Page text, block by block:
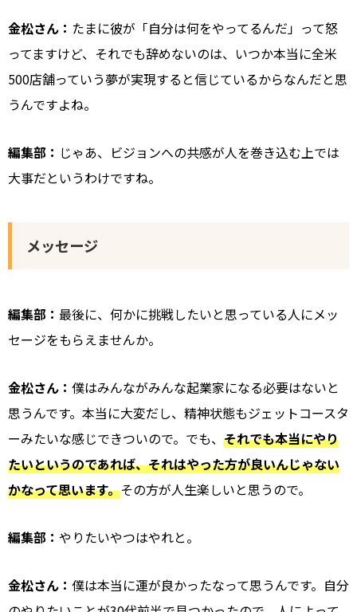
金松さん： たまに彼が「自分は何をやってるんだ」って怒
ってますけど、それでも辞めないのは、いつか本当に全米
500店舗っていう夢が実現すると信じているからなんだと思
うんですよね。
編集部： じゃあ、ビジョンへの共感が人を巻き込む上では
大事だというわけですね。
メッセージ
編集部： 最後に、何かに挑戦したいと思っている人にメッ
セージをもらえませんか。
金松さん： 僕はみんながみんな起業家になる必要はないと
思うんです。本当に大変だし、精神状態もジェットコースタ
ーみたいな感じできついので。でも、 それでも本当にやり
たいというのであれば、それはやった方が良いんじゃない
かなって思います。その方が人生楽しいと思うので。
編集部： やりたいやつはやれと。
金松さん： 僕は本当に運が良かったなって思うんです。自分